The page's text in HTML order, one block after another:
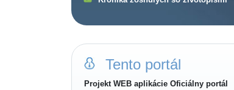
Tento portál
Projekt WEB aplikácie Oficiálny portál